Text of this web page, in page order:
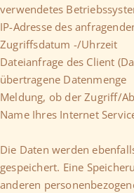
verwendetes
IP-Adresse des
Zugriffsdatum -/Uhrzeit
Dateianfrage des Client
übertragene Datenmenge
Meldung, ob der Zugriff/
Name Ihres Internet
Die Daten werden
gespeichert. Eine
anderen